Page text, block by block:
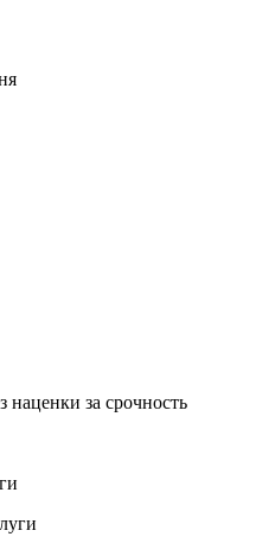
наценки за срочность